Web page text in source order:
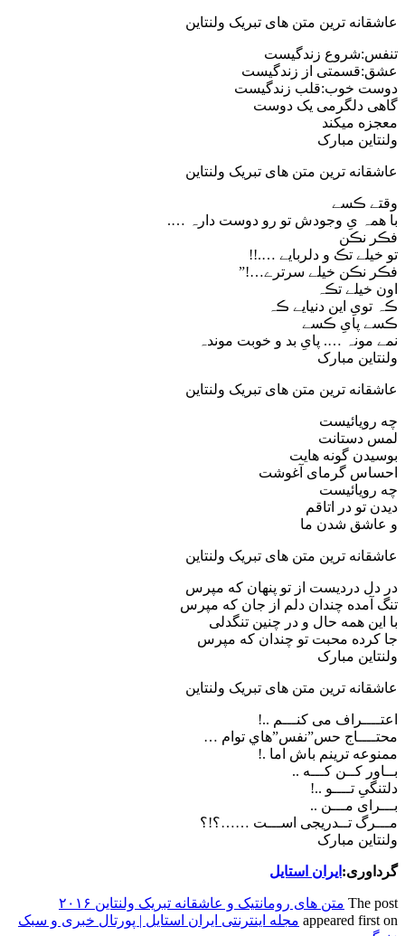
عاشقانه ترین متن های تبریک ولنتاین
تنفس:شروع زندگیست
عشق:قسمتی از زندگیست
دوست خوب:قلب زندگیست
گاهی دلگرمی یک دوست
معجزه میکند
ولنتاین مبارک
عاشقانه ترین متن های تبریک ولنتاین
وقتے ڪسے
با همہ یِ وجودش تو رو دوست دارہ ….
فڪر نڪن
تو خیلے تڪ و دلربایے ….!!
فڪر نڪن خیلے سرترے…!”
اون خیلے تڪہ
ڪہ تویِ این دنیایے ڪہ
ڪسے پایِ ڪسے
نمے مونہ …. پایِ بد و خوبت موندہ
ولنتاین مبارک
عاشقانه ترین متن های تبریک ولنتاین
چه رویائیست
لمس دستانت
بوسیدن گونه هایت
احساس گرمای آغوشت
چه رویائیست
دیدن تو در اتاقم
و عاشق شدن ما
عاشقانه ترین متن های تبریک ولنتاین
در دل دردیست از تو پنهان که مپرس
تنگ آمده چندان دلم از جان که مپرس
با این همه حال و در چنین تنگدلی
جا کرده محبت تو چندان که مپرس
ولنتاین مبارک
عاشقانه ترین متن های تبریک ولنتاین
اعتــــراف می کنـــم ..!
محتــــاج حس”نفس”هاي توام …
ممنوعه ترينم باش اما .!
بــاور کــن کـــه ..
دلتنگیِ تــــو ..!
بـــرای مـــن ..
مـــرگ تــدریجی اســـت ……؟!؟
ولنتاین مبارک
گرداوری: ایران استایل
The post متن های رومانتیک و عاشقانه تبریک ولنتاین ۲۰۱۶
appeared first on مجله اینترنتی ایران استایل | پورتال خبری و سبک